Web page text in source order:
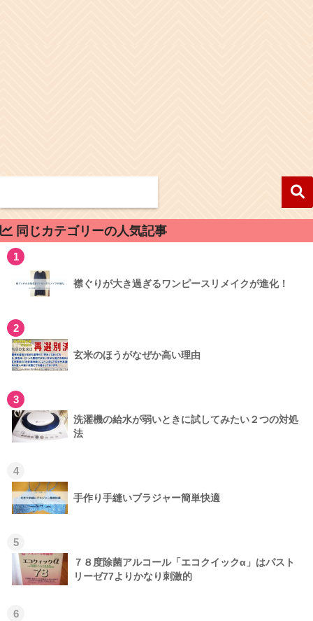
同じカテゴリーの人気記事
1
襟ぐりが大き過ぎるワンピースリメイクが進化！
2
玄米のほうがなぜか高い理由
3
洗濯機の給水が弱いときに試してみたい２つの対処
法
4
手作り手縫いブラジャー簡単快適
5
７８度除菌アルコール「エコクイックα」はパスト
リーゼ77よりかなり刺激的
6